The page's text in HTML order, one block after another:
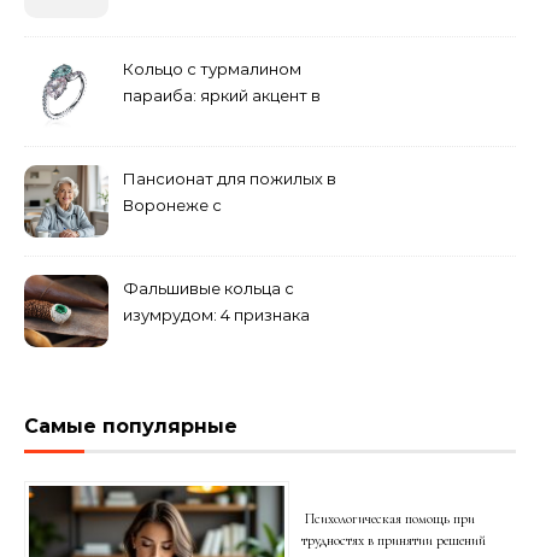
Кольцо с турмалином
параиба: яркий акцент в
Пансионат для пожилых в
Воронеже с
Фальшивые кольца с
изумрудом: 4 признака
Самые популярные
Психологическая помощь при
трудностях в принятии решений